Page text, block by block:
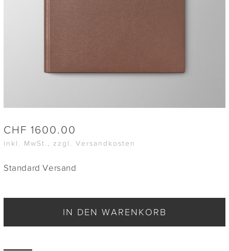
CHF 1600.00
inkl. MwSt., zzgl. Versandkosten
Standard Versand
IN DEN WARENKORB